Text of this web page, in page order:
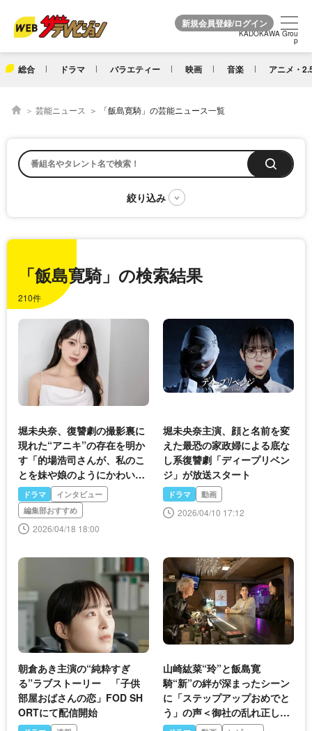
KADOKAWA Grou
p
総合 ドラマ バラエティー 映画 音楽 アニメ・
KADOKAWA Grou
p
芸能ニュース 「飯島寛騎」の芸能ニュース一覧
「飯島寛騎」の検索結果
210件
堀未央奈、復讐劇の撮影裏に
現れた“アニキ”の存在を明か
す「的場浩司さんが、私のこ
とを妹や娘のようにかわいが
ってくださった」＜ディープ
リベンジ＞
ドラマ
インタビュー
編集部おすすめ
2026/04/18 18:00
堀未央奈主演、顔と名前を変
えた最恐の家政婦による底な
し系復讐劇「ディープリベン
ジ」が放送スタート
ドラマ 動画
2026/04/10 17:12
朝倉あき主演の“純粋すぎ
る”ラブストーリー 「子供
部屋おばさんの恋」FOD SH
ORTにて配信開始
山崎紘菜“玲”と飯島寛
騎“新”の絆が深まったシーン
に「ステップアップおめでと
う」の声＜御社の乱れ正しま
す！2＞